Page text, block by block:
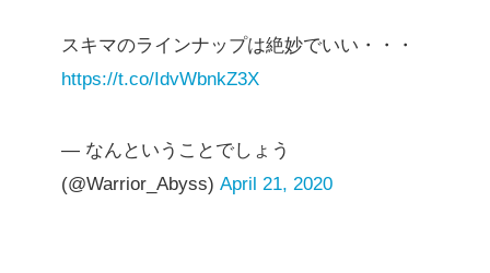
スキマのラインナップは絶妙でいい・・・
https://t.co/IdvWbnkZ3X
— なんということでしょう
(@Warrior_Abyss) April 21, 2020